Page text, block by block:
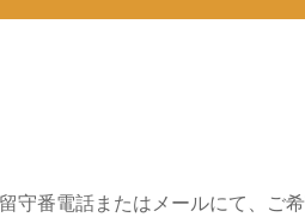
守番電話またはメールにて、ご